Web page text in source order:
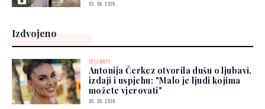
03. 08. 2026.
Izdvojeno
CELEBRITY
Antonija Čerkez otvorila dušu o ljubavi,
izdaji i uspjehu: "Malo je ljudi kojima
možete vjerovati"
05. 08. 2026.